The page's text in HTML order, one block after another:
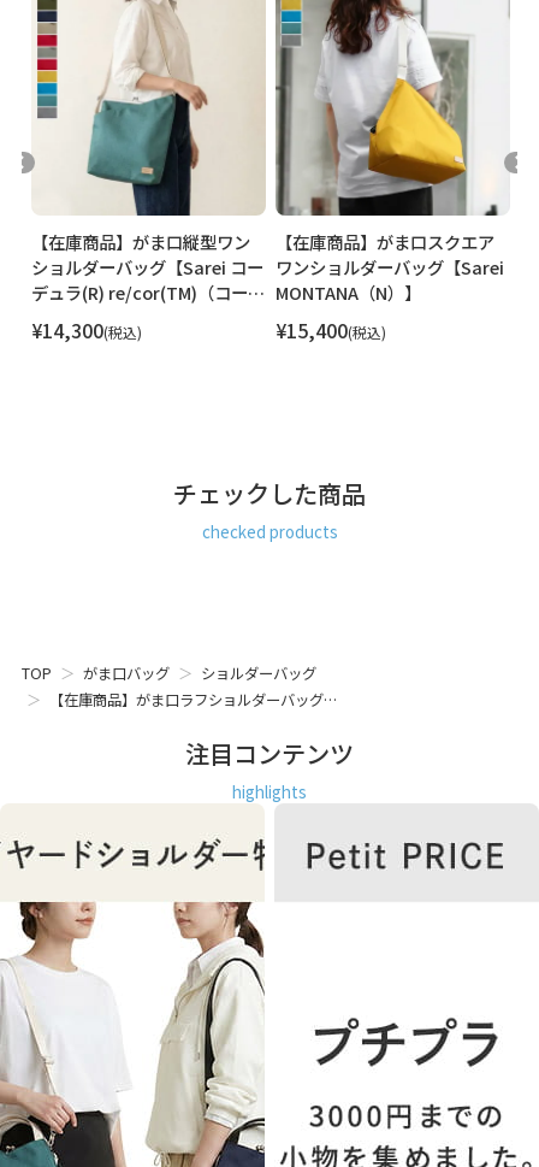
【在庫商品】がま口縦型ワン
ショルダーバッグ【Sarei コー
デュラ(R) re/cor(TM)（コーデ
ュラレコー）・
MONTANA（N）】
¥14,300 税込
【在庫商品】がま口スクエア
ワンショルダーバッグ【Sarei
MONTANA（N）】
¥15,400 税込
チェックした商品
checked products
TOP がま口バッグ
ショルダーバッグ
【在庫商品】がま口ラフショルダーバッグ…
注目コンテンツ
highlights